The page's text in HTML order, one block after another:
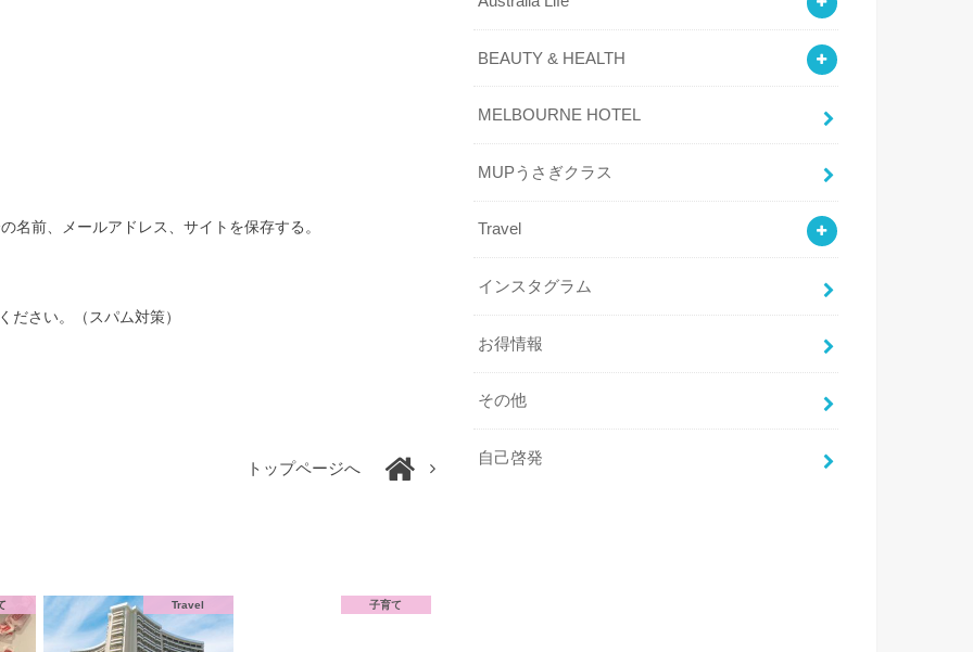
名前、メールアドレス、サイトを保存する。
ださい。（スパム対策）
トップページへ
Travel 子育て
BEAUTY & HEALTH
MELBOURNE HOTEL
MUPうさぎクラス
Travel
インスタグラム
お得情報
その他
自己啓発